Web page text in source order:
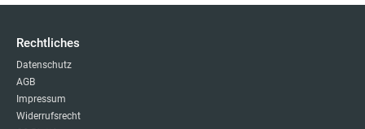
Rechtliches
Datenschutz
AGB
Impressum
Widerrufsrecht